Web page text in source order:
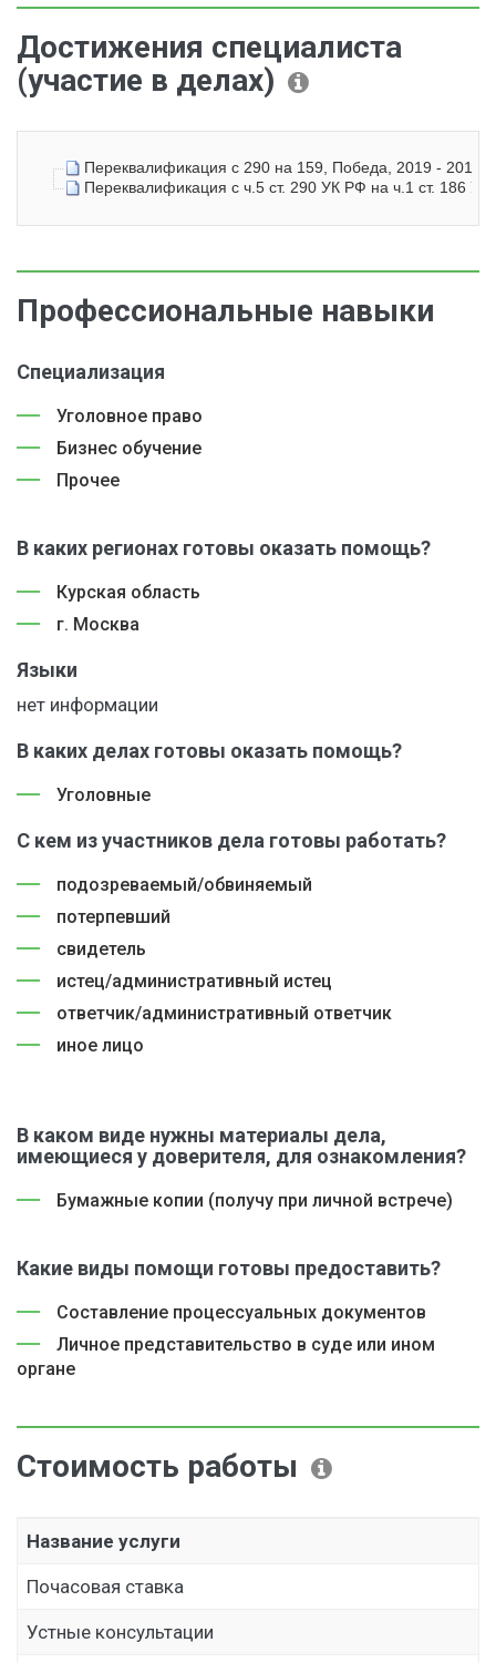
Достижения специалиста
(участие в делах)
Переквалификация с 290 на 159, Победа, 2019 - 2019,
Переквалификация с ч.5 ст. 290 УК РФ на ч.1 ст. 186
Профессиональные навыки
Специализация
Уголовное право
Бизнес обучение
Прочее
В каких регионах готовы оказать помощь?
Курская область
г. Москва
Языки
нет информации
В каких делах готовы оказать помощь?
Уголовные
С кем из участников дела готовы работать?
подозреваемый/обвиняемый
потерпевший
свидетель
истец/административный истец
ответчик/административный ответчик
иное лицо
В каком виде нужны материалы дела,
имеющиеся у доверителя, для ознакомления?
Бумажные копии (получу при личной встрече)
Какие виды помощи готовы предоставить?
Составление процессуальных документов
Личное представительство в суде или ином
органе
Стоимость работы
Название услуги
Почасовая ставка
Устные консультации